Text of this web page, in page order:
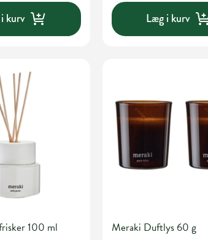
kurv Læg i kurv
100 ml Meraki Duftlys 60 g